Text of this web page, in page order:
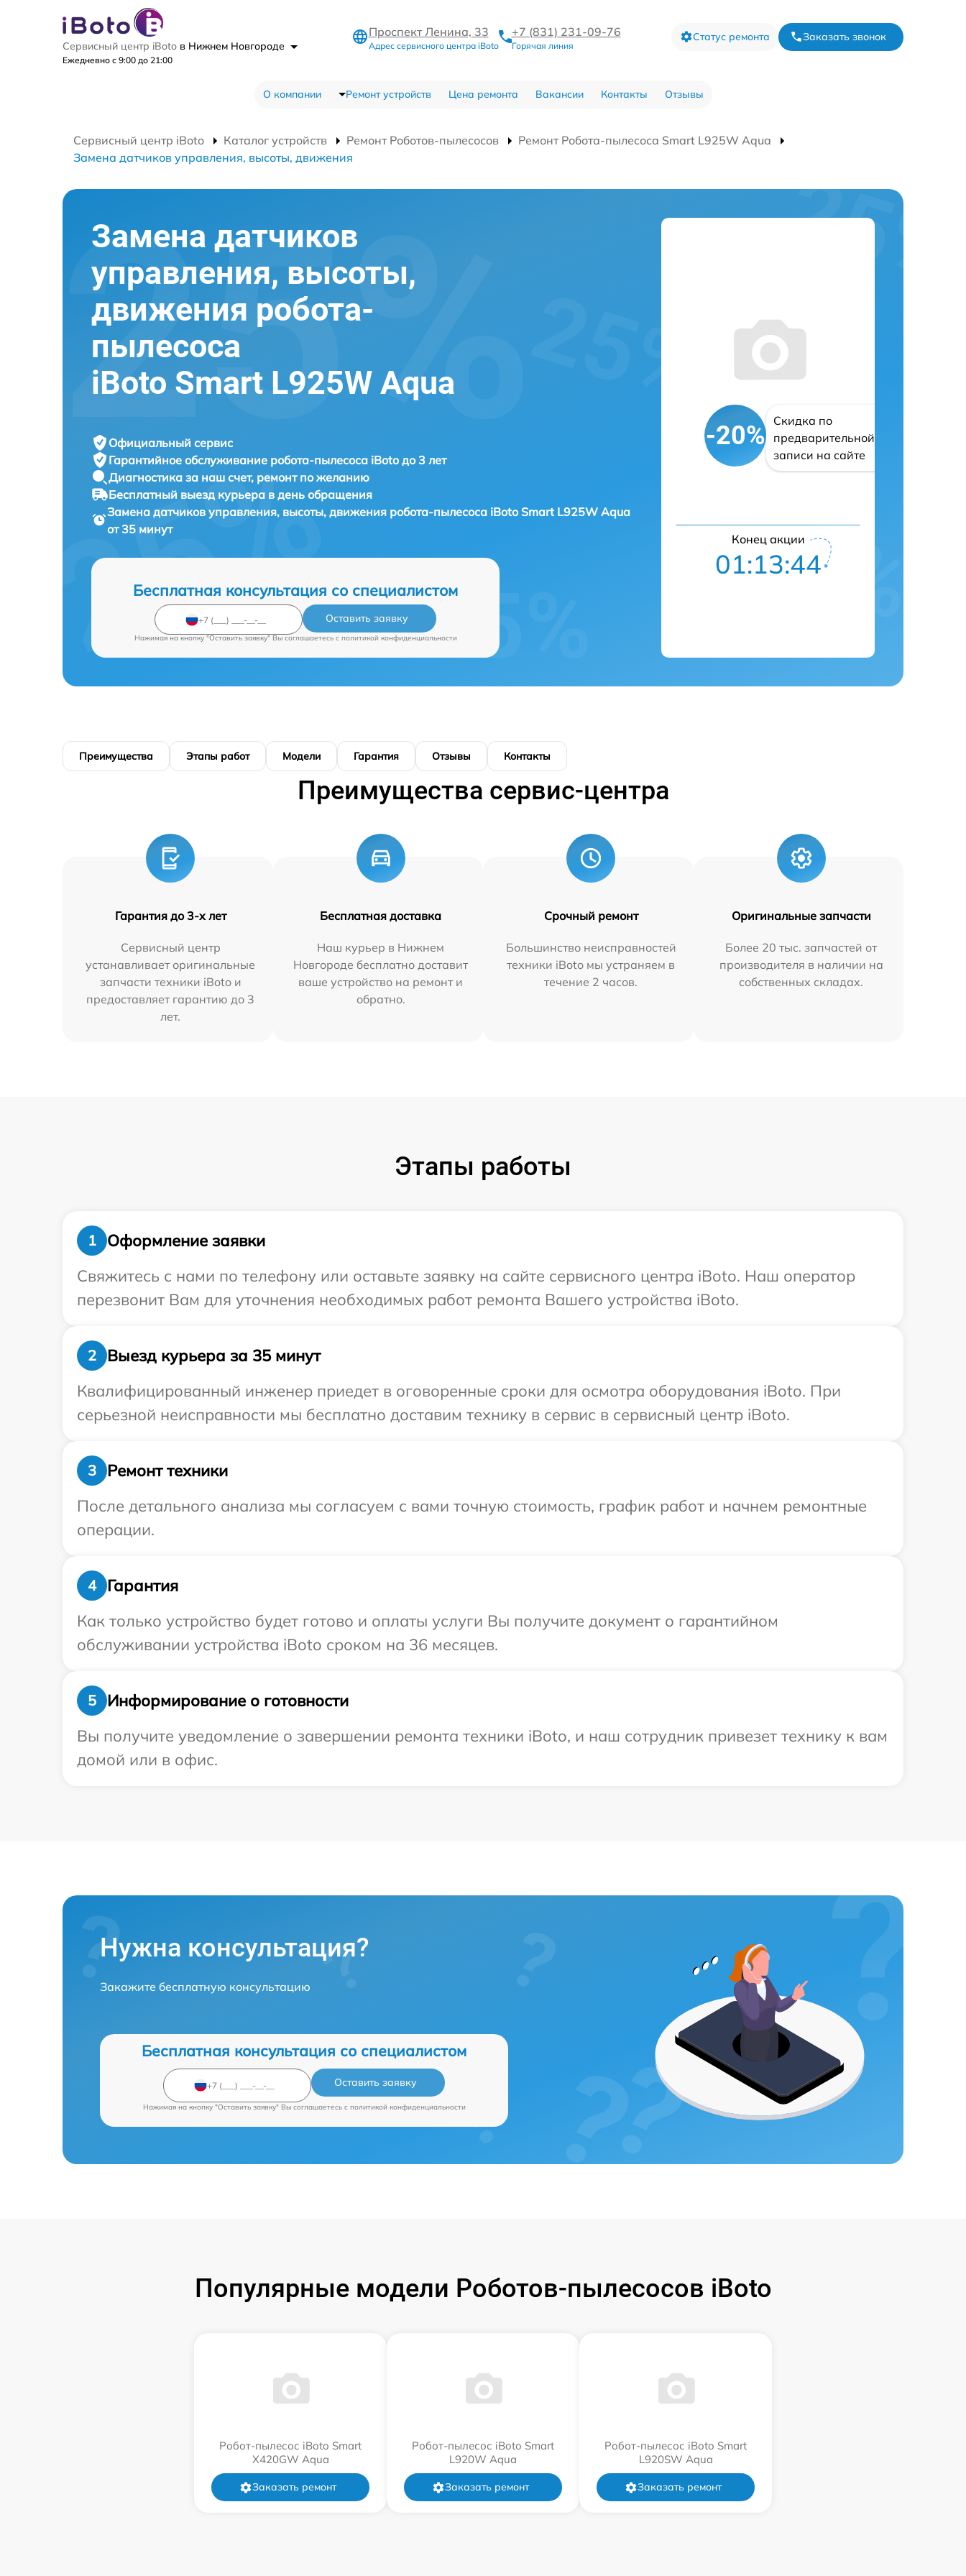
Сервисный центр iBoto в Нижнем Новгороде
Ежедневно с 9:00 до 21:00
Проспект Ленина, 33
Адрес сервисного центра iBoto
+7 (831) 231-09-76
Горячая линия
Статус ремонта Заказать звонок
О компании Ремонт устройств Цена ремонта Вакансии Контакты Отзывы
Сервисный центр iBoto Каталог устройств Ремонт Роботов-пылесосов
Ремонт Робота-пылесоса Smart L925W Aqua
Замена датчиков управления, высоты, движения
Замена датчиков
управления, высоты,
движения робота-
пылесоса
iBoto Smart L925W Aqua
Официальный сервис
Гарантийное обслуживание робота-пылесоса iBoto до 3 лет
Диагностика за наш счет, ремонт по желанию
Бесплатный выезд курьера в день обращения
Замена датчиков управления, высоты, движения робота-пылесоса iBoto Smart L925W Aqua
от 35 минут
Бесплатная консультация со специалистом
Оставить заявку
Нажимая на кнопку "Оставить заявку" Вы соглашаетесь c политикой конфиденциальности
-20%
Скидка по
предварительной
записи на сайте
Конец акции
01:13:43
Преимущества Этапы работ Модели Гарантия Отзывы Контакты
Преимущества сервис-центра
Гарантия до 3-х лет
Сервисный центр
устанавливает оригинальные
запчасти техники iBoto и
предоставляет гарантию до 3
лет.
Бесплатная доставка
Наш курьер в Нижнем
Новгороде бесплатно доставит
ваше устройство на ремонт и
обратно.
Срочный ремонт
Большинство неисправностей
техники iBoto мы устраняем в
течение 2 часов.
Оригинальные запчасти
Более 20 тыс. запчастей от
производителя в наличии на
собственных складах.
Этапы работы
1
Оформление заявки
Свяжитесь с нами по телефону или оставьте заявку на сайте сервисного центра iBoto. Наш оператор
перезвонит Вам для уточнения необходимых работ ремонта Вашего устройства iBoto.
2
Выезд курьера за 35 минут
Квалифицированный инженер приедет в оговоренные сроки для осмотра оборудования iBoto. При
серьезной неисправности мы бесплатно доставим технику в сервис в сервисный центр iBoto.
3
Ремонт техники
После детального анализа мы согласуем с вами точную стоимость, график работ и начнем ремонтные
операции.
4
Гарантия
Как только устройство будет готово и оплаты услуги Вы получите документ о гарантийном
обслуживании устройства iBoto сроком на 36 месяцев.
5
Информирование о готовности
Вы получите уведомление о завершении ремонта техники iBoto, и наш сотрудник привезет технику к вам
домой или в офис.
Нужна консультация?
Закажите бесплатную консультацию
Бесплатная консультация со специалистом
Оставить заявку
Нажимая на кнопку "Оставить заявку" Вы соглашаетесь c политикой конфиденциальности
Популярные модели Роботов-пылесосов iBoto
Робот-пылесос iBoto Smart
Х420GW Aqua
Заказать ремонт
Робот-пылесос iBoto Smart
L920W Aqua
Заказать ремонт
Робот-пылесос iBoto Smart
L920SW Aqua
Заказать ремонт